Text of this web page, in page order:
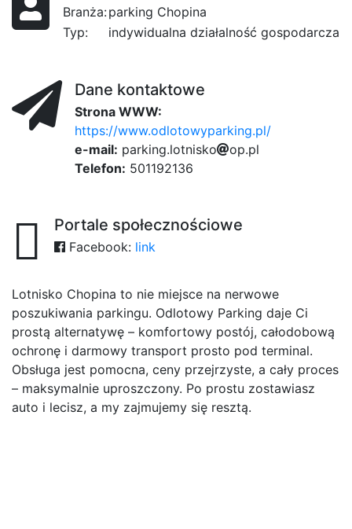
Branża:parking Chopina
Typ:
indywidualna działalność gospodarcza
Dane kontaktowe
Strona WWW:
https://www.odlotowyparking.pl/
e-mail: parking.ld
otni79
sb8
ko of00
p.14
pl
Telefon: 501192136
Portale społecznościowe
Facebook: link
Lotnisko Chopina to nie miejsce na nerwowe
poszukiwania parkingu. Odlotowy Parking daje Ci
prostą alternatywę – komfortowy postój, całodobową
ochronę i darmowy transport prosto pod terminal.
Obsługa jest pomocna, ceny przejrzyste, a cały proces
– maksymalnie uproszczony. Po prostu zostawiasz
auto i lecisz, a my zajmujemy się resztą.